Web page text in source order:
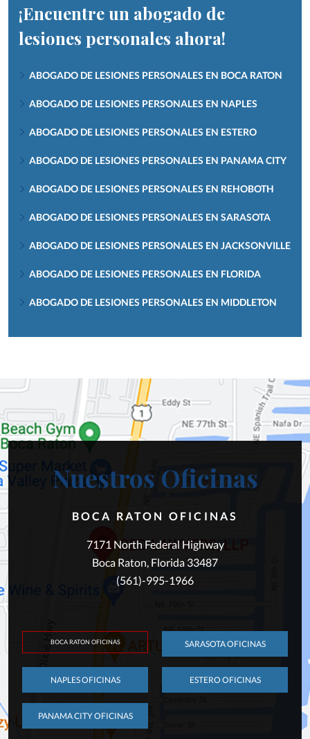
¡Encuentre un abogado de
lesiones personales ahora!
ABOGADO DE LESIONES PERSONALES EN BOCA RATON
ABOGADO DE LESIONES PERSONALES EN NAPLES
ABOGADO DE LESIONES PERSONALES EN ESTERO
ABOGADO DE LESIONES PERSONALES EN PANAMA CITY
ABOGADO DE LESIONES PERSONALES EN REHOBOTH
ABOGADO DE LESIONES PERSONALES EN SARASOTA
ABOGADO DE LESIONES PERSONALES EN JACKSONVILLE
ABOGADO DE LESIONES PERSONALES EN FLORIDA
ABOGADO DE LESIONES PERSONALES EN MIDDLETON
Nuestros Oficinas
BOCA RATON OFICINAS
7171 North Federal Highway
Boca Raton, Florida 33487
(561)-995-1966
BOCA RATON OFICINAS SARASOTA OFICINAS
NAPLES OFICINAS ESTERO OFICINAS
PANAMA CITY OFICINAS